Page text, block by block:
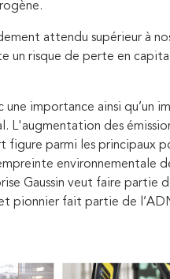
attendu supérieur à
un risque de perte en
importance ainsi qu’un
L'augmentation des
parmi les principaux
environnementale
Gaussin veut faire partie
pionnier fait partie de